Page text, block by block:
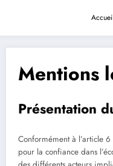
Accueil
Mentions
Présentation
Conformément à l’article
pour la confiance dans